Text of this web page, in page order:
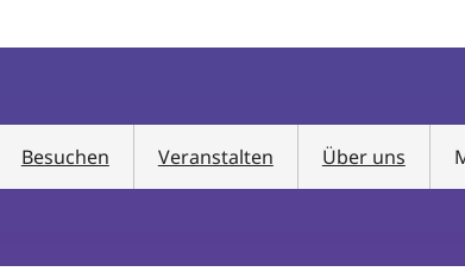
Besuchen Veranstalten Über uns